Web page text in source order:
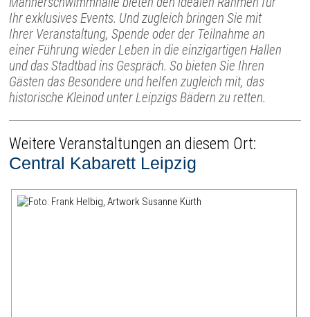
Ihr exklusives Events. Und zugleich bringen Sie mit
Ihrer Veranstaltung, Spende oder der Teilnahme an
einer Führung wieder Leben in die einzigartigen Hallen
und das Stadtbad ins Gespräch. So bieten Sie Ihren
Gästen das Besondere und helfen zugleich mit, das
historische Kleinod unter Leipzigs Bädern zu retten.
Weitere Veranstaltungen an diesem Ort:
Central Kabarett Leipzig